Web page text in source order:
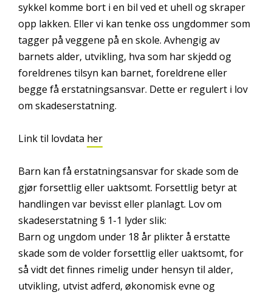
sykkel komme bort i en bil ved et uhell og skraper
opp lakken. Eller vi kan tenke oss ungdommer som
tagger på veggene på en skole. Avhengig av
barnets alder, utvikling, hva som har skjedd og
foreldrenes tilsyn kan barnet, foreldrene eller
begge få erstatningsansvar. Dette er regulert i lov
om skadeserstatning.
Link til lovdata her
Barn kan få erstatningsansvar for skade som de
gjør forsettlig eller uaktsomt. Forsettlig betyr at
handlingen var bevisst eller planlagt. Lov om
skadeserstatning § 1-1 lyder slik:
Barn og ungdom under 18 år plikter å erstatte
skade som de volder forsettlig eller uaktsomt, for
så vidt det finnes rimelig under hensyn til alder,
utvikling, utvist adferd, økonomisk evne og